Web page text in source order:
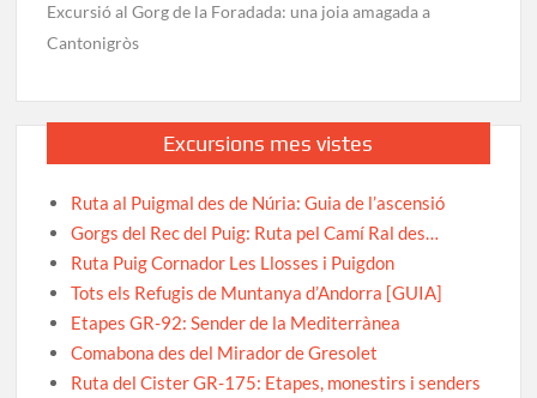
Excursió al Gorg de la Foradada: una joia amagada a
Cantonigròs
Excursions mes vistes
Ruta al Puigmal des de Núria: Guia de l’ascensió
Gorgs del Rec del Puig: Ruta pel Camí Ral des…
Ruta Puig Cornador Les Llosses i Puigdon
Tots els Refugis de Muntanya d’Andorra [GUIA]
Etapes GR-92: Sender de la Mediterrànea
Comabona des del Mirador de Gresolet
Ruta del Cister GR-175: Etapes, monestirs i senders